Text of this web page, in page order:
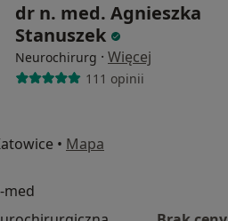
dr n. med. Agnieszka
Stanuszek
Neurochirurg · Więcej
111 opinii
• Mapa
med